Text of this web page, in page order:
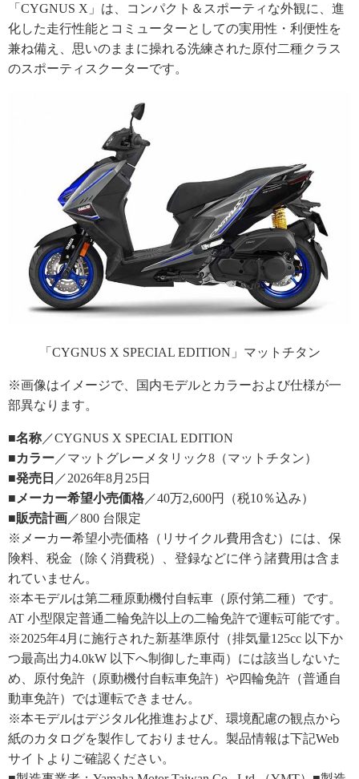
「CYGNUS X」は、コンパクト＆スポーティな外観に、進
化した走行性能とコミューターとしての実用性・利便性を
兼ね備え、思いのままに操れる洗練された原付二種クラス
のスポーティスクーターです。
「CYGNUS X SPECIAL EDITION」マットチタン
※画像はイメージで、国内モデルとカラーおよび仕様が一
部異なります。
■名称 ／CYGNUS X SPECIAL EDITION
■カラー ／マットグレーメタリック8（マットチタン）
■発売日 ／2026年8月25日
■メーカー希望小売価格 ／40万2,600円（税10％込み）
■販売計画 ／800 台限定
※メーカー希望小売価格（リサイクル費用含む）には、保
険料、税金（除く消費税）、登録などに伴う諸費用は含ま
れていません。
※本モデルは第二種原動機付自転車（原付第二種）です。
AT 小型限定普通二輪免許以上の二輪免許で運転可能です。
※2025年4月に施行された新基準原付（排気量125cc 以下か
つ最高出力4.0kW 以下へ制御した車両）には該当しないた
め、原付免許（原動機付自転車免許）や四輪免許（普通自
動車免許）では運転できません。
※本モデルはデジタル化推進および、環境配慮の観点から
紙のカタログを製作しておりません。製品情報は下記Web
サイトよりご確認ください。